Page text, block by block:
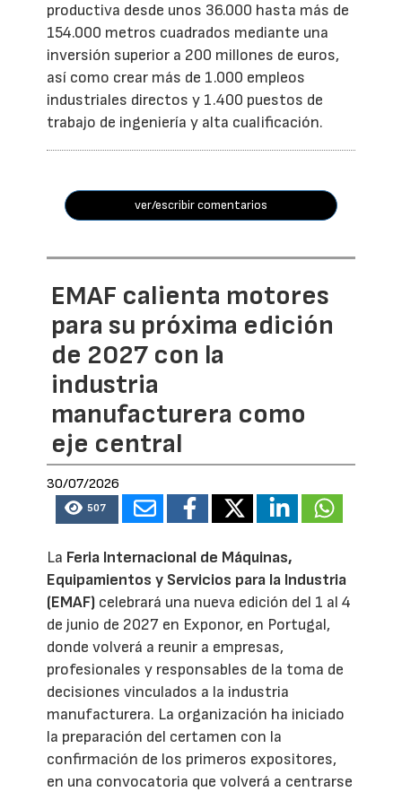
productiva desde unos 36.000 hasta más de
154.000 metros cuadrados mediante una
inversión superior a 200 millones de euros,
así como crear más de 1.000 empleos
industriales directos y 1.400 puestos de
trabajo de ingeniería y alta cualificación.
ver/escribir comentarios
EMAF calienta motores
para su próxima edición
de 2027 con la
industria
manufacturera como
eje central
30/07/2026
507
La Feria Internacional de Máquinas,
Equipamientos y Servicios para la Industria
(EMAF) celebrará una nueva edición del 1 al 4
de junio de 2027 en Exponor, en Portugal,
donde volverá a reunir a empresas,
profesionales y responsables de la toma de
decisiones vinculados a la industria
manufacturera. La organización ha iniciado
la preparación del certamen con la
confirmación de los primeros expositores,
en una convocatoria que volverá a centrarse